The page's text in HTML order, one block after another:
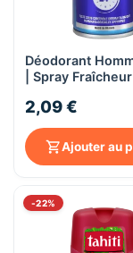
Déodorant
| Spray
2,09 €
Ajouter au
-22%